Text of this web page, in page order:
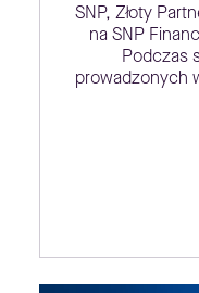
SNP, Złoty
na SNP
Podczas
prowadzonych